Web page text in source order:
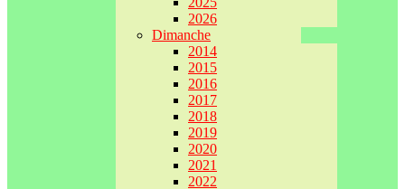
2026
Dimanche
2014
2015
2016
2017
2018
2019
2020
2021
2022